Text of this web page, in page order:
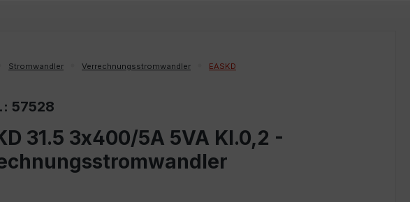
Stromwandler Verrechnungsstromwandler EASKD
57528
31.5 3x400/5A 5VA Kl.0,2 -